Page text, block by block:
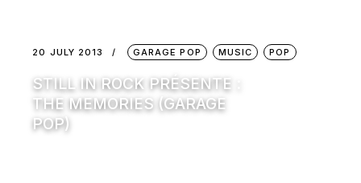
20 JULY 2013 GARAGE POP MUSIC POP
STILL IN ROCK PRÉSENTE :
THE MEMORIES (GARAGE
POP)